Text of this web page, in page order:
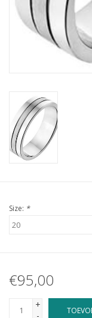
Size: *
€95,00
+
-